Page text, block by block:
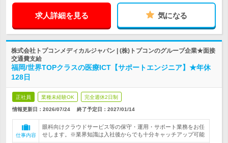
求人詳細を見る 気になる
株式会社トプコンメディカルジャパン | (株)トプコンのグループ企業★面接
交通費支給
福岡/世界TOPクラスの医療ICT【サポートエンジニア】★年休
128日
正社員 業種未経験OK 完全週休2日制
情報更新日：2026/07/24 終了予定日： 2027/01/14
仕事内容
眼科向けクラウドサービス等の保守・運用・サポート業務をお任
せします。※業界知識は入社後からでも十分キャッチアップ可能